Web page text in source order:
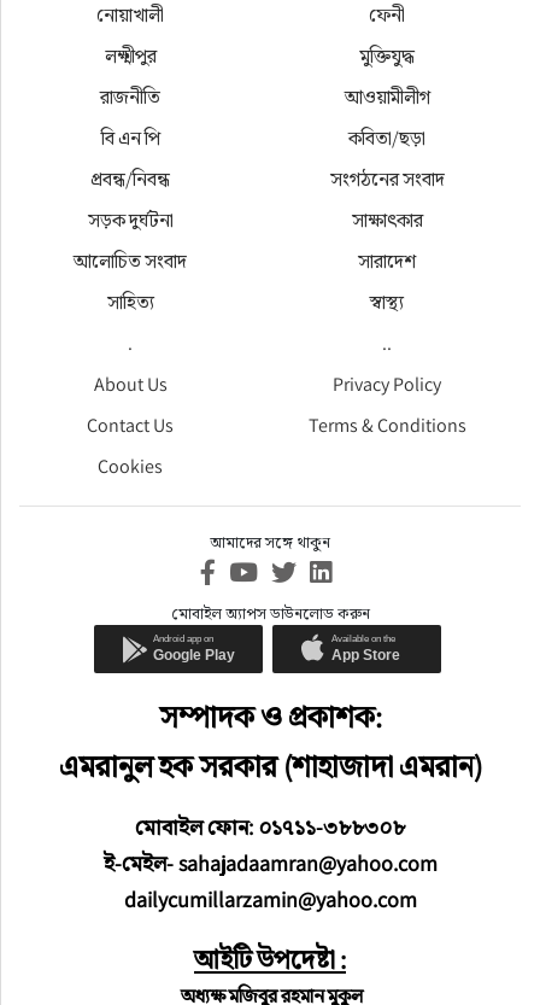
নোয়াখালী
ফেনী
লক্ষ্মীপুর
মুক্তিযুদ্ধ
রাজনীতি
আওয়ামীলীগ
বি এন পি
কবিতা/ছড়া
প্রবন্ধ/নিবন্ধ
সংগঠনের সংবাদ
সড়ক দুর্ঘটনা
সাক্ষাৎকার
আলোচিত সংবাদ
সারাদেশ
সাহিত্য
স্বাস্থ্য
.
..
About Us
Privacy Policy
Contact Us
Terms & Conditions
Cookies
আমাদের সঙ্গে থাকুন
মোবাইল অ্যাপস ডাউনলোড করুন
সম্পাদক ও প্রকাশক:
এমরানুল হক সরকার (শাহাজাদা এমরান)
মোবাইল ফোন: ০১৭১১-৩৮৮৩০৮
ই-মেইল- sahajadaamran@yahoo.com
dailycumillarzamin@yahoo.com
আইটি উপদেষ্টা :
অধ্যক্ষ মজিবুর রহমান মুকুল